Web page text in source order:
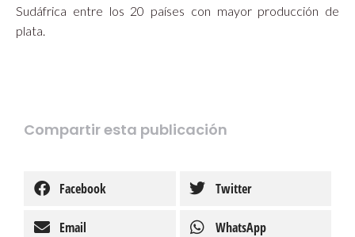
Sudáfrica entre los 20 países con mayor producción de
plata.
Compartir esta publicación
Facebook Twitter
Email WhatsApp